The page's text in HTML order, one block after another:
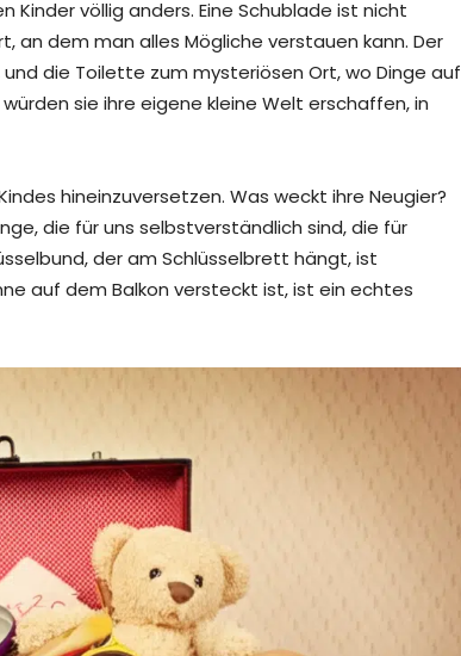
Kinder völlig anders. Eine Schublade ist nicht
an dem man alles Mögliche verstauen kann. Der
die Toilette zum mysteriösen Ort, wo Dinge auf
sie ihre eigene kleine Welt erschaffen, in
hineinzuversetzen. Was weckt ihre Neugier?
die für uns selbstverständlich sind, die für
der am Schlüsselbrett hängt, ist
auf dem Balkon versteckt ist, ist ein echtes